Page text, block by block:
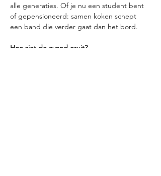
alle generaties. Of je nu een student bent
of gepensioneerd: samen koken schept
een band die verder gaat dan het bord.
Hoe ziet de avond eruit?